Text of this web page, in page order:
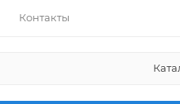
Контакты